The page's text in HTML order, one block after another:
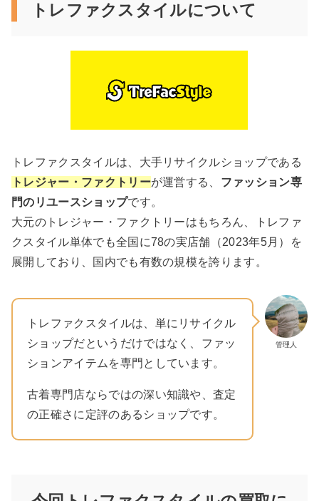
トレファクスタイルについて
トレファクスタイルは、大手リサイクルショップである
トレジャー・ファクトリーが運営する、 ファッション専
門のリユースショップです。
大元のトレジャー・ファクトリーはもちろん、トレファ
クスタイル単体でも全国に78の実店舗（2023年5月）を
展開しており、国内でも有数の規模を誇ります。
管理人
トレファクスタイルは、単にリサイクル
ショップだというだけではなく、ファッ
ションアイテムを専門としています。
古着専門店ならではの深い知識や、査定
の正確さに定評のあるショップです。